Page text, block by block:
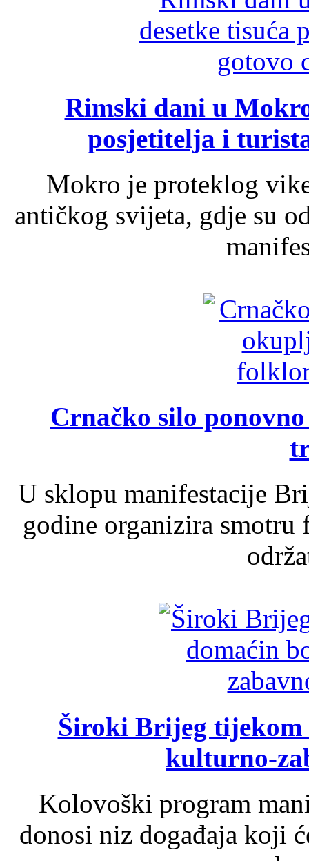
Rimski dani u
posjetitelja i
Mokro je proteklog
antičkog svijeta, gdje su
Crnačko silo
U sklopu manifestacije
godine organizira
Široki Brijeg tijekom
kulturno-
Kolovoški program
donosi niz događaja koji